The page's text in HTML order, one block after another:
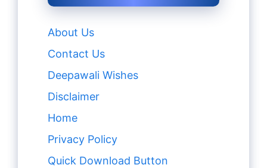
About Us
Contact Us
Deepawali Wishes
Disclaimer
Home
Privacy Policy
Quick Download Button